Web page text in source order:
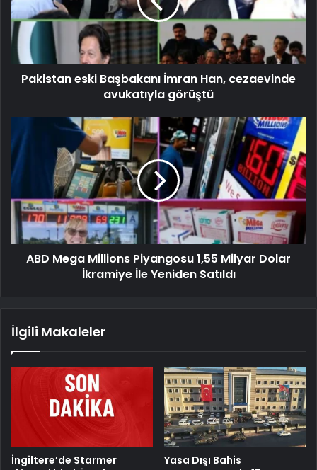
Pakistan eski Başbakanı İmran Han, cezaevinde
avukatıyla görüştü
ABD Mega Millions Piyangosu 1,55 Milyar Dolar
İkramiye İle Yeniden Satıldı
İlgili Makaleler
İngiltere’de Starmer
Yasa Dışı Bahis